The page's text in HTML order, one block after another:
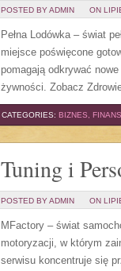
POSTED BY ADMIN ON
Pełna Lodówka – świat
miejsce poświęcone
pomagają odkrywać
żywności. Zobacz
CATEGORIES: BIZNES,
Tuning i
POSTED BY ADMIN ON
MFactory – świat
motoryzacji, w którym
serwisu koncentruje się